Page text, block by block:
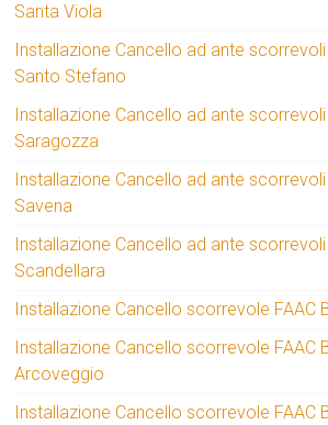
Santa Viola
Installazione Cancello ad ante
Santo Stefano
Installazione Cancello ad ante
Saragozza
Installazione Cancello ad ante
Savena
Installazione Cancello ad ante
Scandellara
Installazione Cancello scorrevole FAAC
Installazione Cancello scorrevole FAAC
Arcoveggio
Installazione Cancello scorrevole FAAC